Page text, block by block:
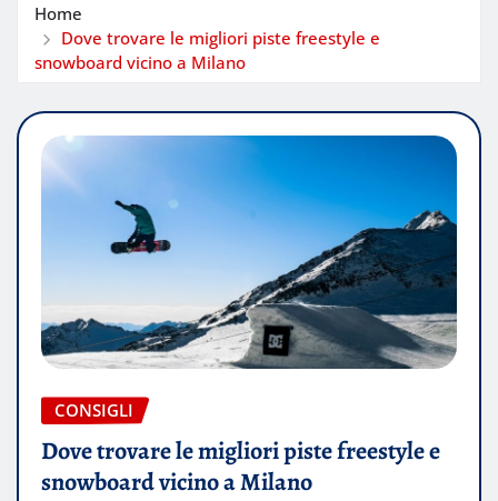
Home
Dove trovare le migliori piste freestyle e
snowboard vicino a Milano
CONSIGLI
Dove trovare le migliori piste freestyle e
snowboard vicino a Milano